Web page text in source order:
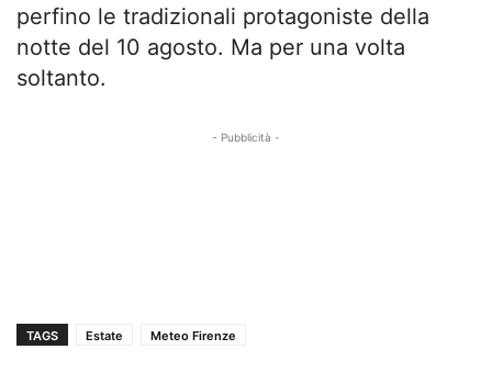
perfino le tradizionali protagoniste della
notte del 10 agosto. Ma per una volta
soltanto.
- Pubblicità -
TAGS Estate Meteo Firenze